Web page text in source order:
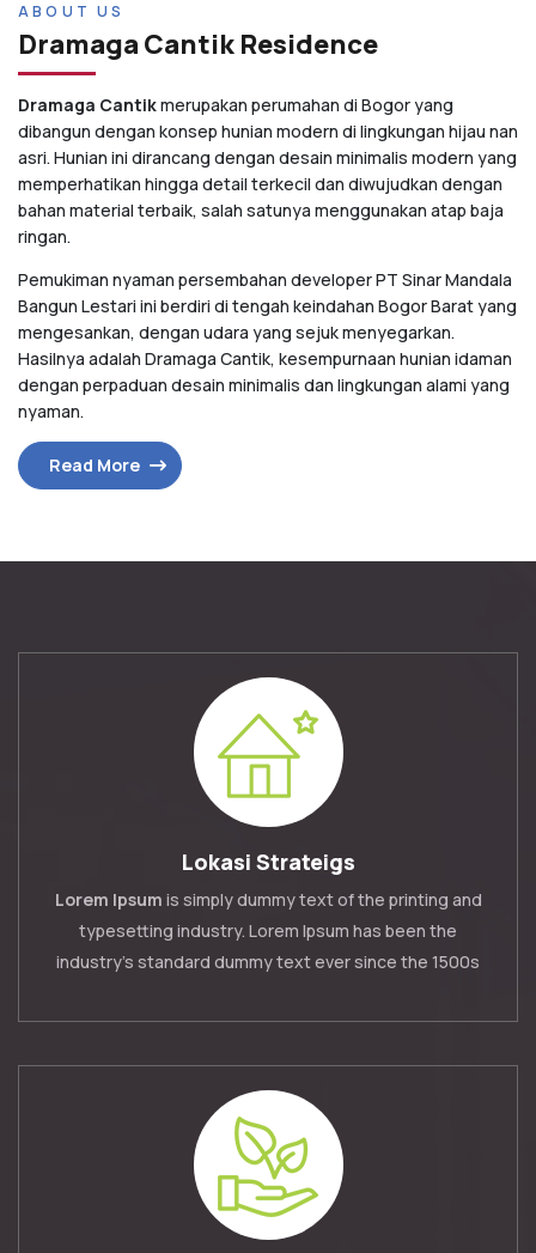
ABOUT US
Dramaga Cantik Residence
Dramaga Cantikmerupakan perumahan di Bogor yang
dibangun dengan konsep hunian modern di lingkungan hijau nan
asri. Hunian ini dirancang dengan desain minimalis modern yang
memperhatikan hingga detail terkecil dan diwujudkan dengan
bahan material terbaik, salah satunya menggunakan atap baja
ringan.
Pemukiman nyaman persembahan developer PT Sinar Mandala
Bangun Lestari ini berdiri di tengah keindahan Bogor Barat yang
mengesankan, dengan udara yang sejuk menyegarkan.
Hasilnya adalah Dramaga Cantik, kesempurnaan hunian idaman
dengan perpaduan desain minimalis dan lingkungan alami yang
nyaman.
Read More
Lokasi Strateigs
Lorem Ipsum is simply dummy text of the printing and
typesetting industry. Lorem Ipsum has been the
industry's standard dummy text ever since the 1500s